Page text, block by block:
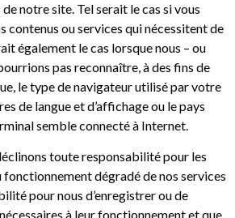
notre site. Tel serait le cas si vous
contenus ou services qui nécessitent de
également le cas lorsque nous – ou
pas reconnaître, à des fins de
le type de navigateur utilisé par votre
de langue et d’affichage ou le pays
semble connecté à Internet.
toute responsabilité pour les
fonctionnement dégradé de nos services
pour nous d’enregistrer ou de
à leur fonctionnement et que